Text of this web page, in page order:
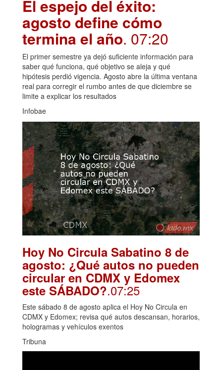
El espejo del éxito:
agosto define cómo
termina el año. 07:20
El primer semestre ya dejó suficiente información para
saber qué funciona, qué objetivo se aleja y qué
hipótesis perdió vigencia. Agosto abre la última ventana
real para corregir el rumbo antes de que diciembre se
limite a explicar los resultados
Infobae
Hoy No Circula Sabatino 8 de
agosto: ¿Qué autos no pueden
circular en CDMX y Edomex
este SÁBADO?.07:25
Este sábado 8 de agosto aplica el Hoy No Circula en
CDMX y Edomex; revisa qué autos descansan, horarios,
hologramas y vehículos exentos
Tribuna